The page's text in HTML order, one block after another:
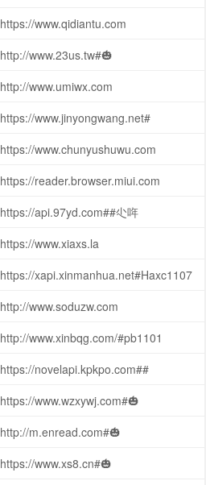
https://www.qidiantu.com
http://www.23us.tw#🎃
http://www.umiwx.com
https://www.jinyongwang.net#
https://www.chunyushuwu.com
https://reader.browser.miui.com
https://api.97yd.com##尐哖
https://www.xiaxs.la
https://xapi.xinmanhua.net#Haxc1107
http://www.soduzw.com
http://www.xinbqg.com/#pb1101
https://novelapi.kpkpo.com##
https://www.wzxywj.com#🎃
http://m.enread.com#🎃
https://www.xs8.cn#🎃